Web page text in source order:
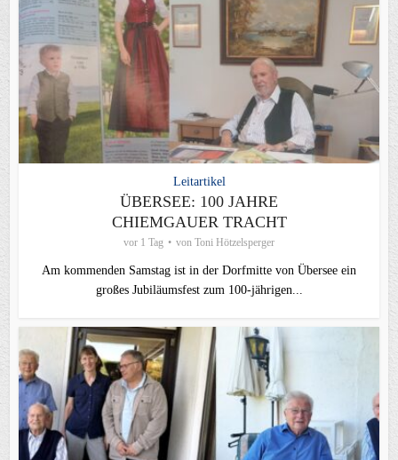
Leitartikel
ÜBERSEE: 100 JAHRE
CHIEMGAUER TRACHT
vor 1 Tag von Toni Hötzelsperger
Am kommenden Samstag ist in der Dorfmitte von Übersee ein
großes Jubiläumsfest zum 100-jährigen...